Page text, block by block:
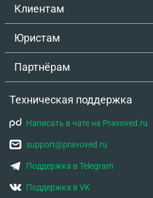
Клиентам
Юристам
Партнёрам
Техническая поддержка
Написать в чате на Pravoved.ru
support@pravoved.ru
Поддержка в Telegram
Поддержка в VK